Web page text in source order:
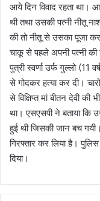
आये दिन विवाद रहता था।
थी तथा उसकी पत्नी नीतू
की तो नीतू से उसका पूजा
चाकू से पहले अपनी पत्नी की
पुत्री स्वर्णा उर्फ गुल्लो (11
से गोदकर हत्या कर दी।
से विक्षिप्त मां बीतन देवी
था। एसएसपी ने बताया
हुई थी जिसकी जान बच
गिरफ्तार कर लिया है।
दिया।